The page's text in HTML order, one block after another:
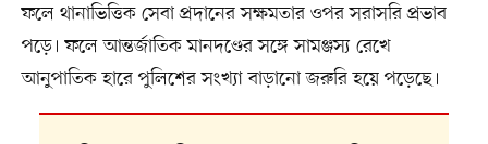
ফলে থানাভিত্তিক সেবা প্রদানের সক্ষমতার ওপর সরাসরি প্রভাব
পড়ে। ফলে আন্তর্জাতিক মানদণ্ডের সঙ্গে সামঞ্জস্য রেখে
আনুপাতিক হারে পুলিশের সংখ্যা বাড়ানো জরুরি হয়ে পড়েছে।